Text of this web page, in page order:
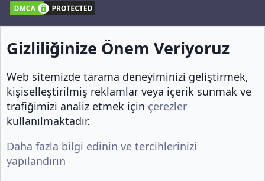
Gizliliğinize Önem Veriyoruz
Web sitemizde tarama deneyiminizi geliştirmek,
kişiselleştirilmiş reklamlar veya içerik sunmak ve
trafiğimizi analiz etmek için çerezler
kullanılmaktadır.
Daha fazla bilgi edinin ve tercihlerinizi
yapılandırın